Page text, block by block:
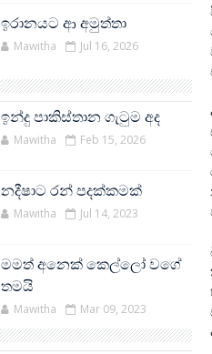
ඉරානයට ආ අමුත්තා
Mawitha Jul 16, 2026
ඉන්දු පාකිස්තාන ගැටුම අද
Mawitha Feb 15, 2026
නදීෂාට රන් පදක්කමක්
Mawitha Jul 14, 2023
මමත් අනෙක් කෙල්ලෝ වගේ
තමයි
Mawitha Mar 09, 2023